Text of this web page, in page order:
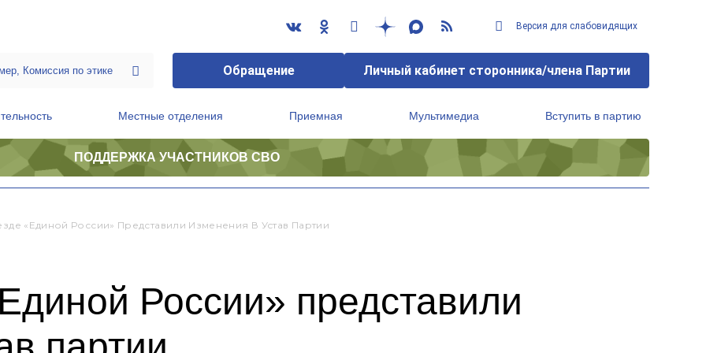
Версия для слабовидящих
Обращение Личный кабинет сторонника/члена Партии
Местные отделения Приемная Мультимедиа Вступить в партию
ПОДДЕРЖКА УЧАСТНИКОВ СВО
«Единой России» Представили Изменения В Устав Партии
России» представили